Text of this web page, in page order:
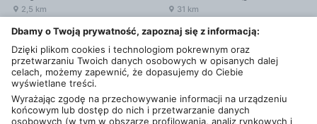
2,5 km 31 km
Dbamy o Twoją prywatność, zapoznaj się z informacją:
Dzięki plikom cookies i technologiom pokrewnym oraz
przetwarzaniu Twoich danych osobowych w opisanych dalej
celach, możemy zapewnić, że dopasujemy do Ciebie
wyświetlane treści.
Wyrażając zgodę na przechowywanie informacji na urządzeniu
końcowym lub dostęp do nich i przetwarzanie danych
osobowych (w tym w obszarze profilowania, analiz rynkowych i